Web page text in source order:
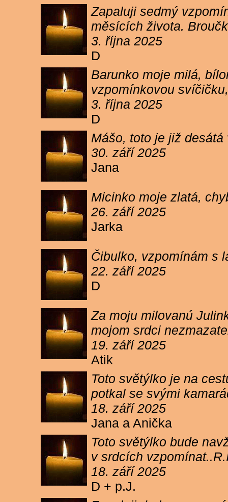
Zapaluji sedmý
měsících života.
3. října 2025
D
Barunko moje milá,
vzpomínkovou
3. října 2025
D
Mášo, toto je již
30. září 2025
Jana
Micinko moje zlatá,
26. září 2025
Jarka
Čibulko, vzpomínám s
22. září 2025
D
Za moju milovanú
mojom srdci
19. září 2025
Atik
Toto světýlko je na
potkal se svými
18. září 2025
Jana a Anička
Toto světýlko bude
v srdcích
18. září 2025
D + p.J.